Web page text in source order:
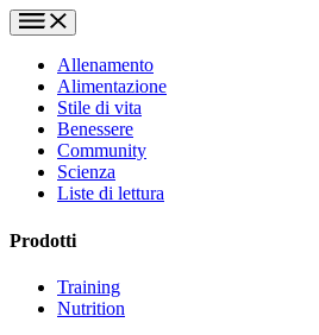
Allenamento
Alimentazione
Stile di vita
Benessere
Community
Scienza
Liste di lettura
Prodotti
Training
Nutrition